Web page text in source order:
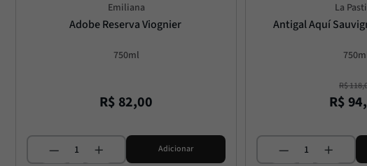
Emiliana
Adobe Reserva Viognier
750ml
R$ 82,00
Adicionar
La
Antigal Aquí
R$118,
R$94,